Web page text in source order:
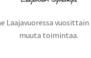
Laajavuoressa
muuta toimintaa.